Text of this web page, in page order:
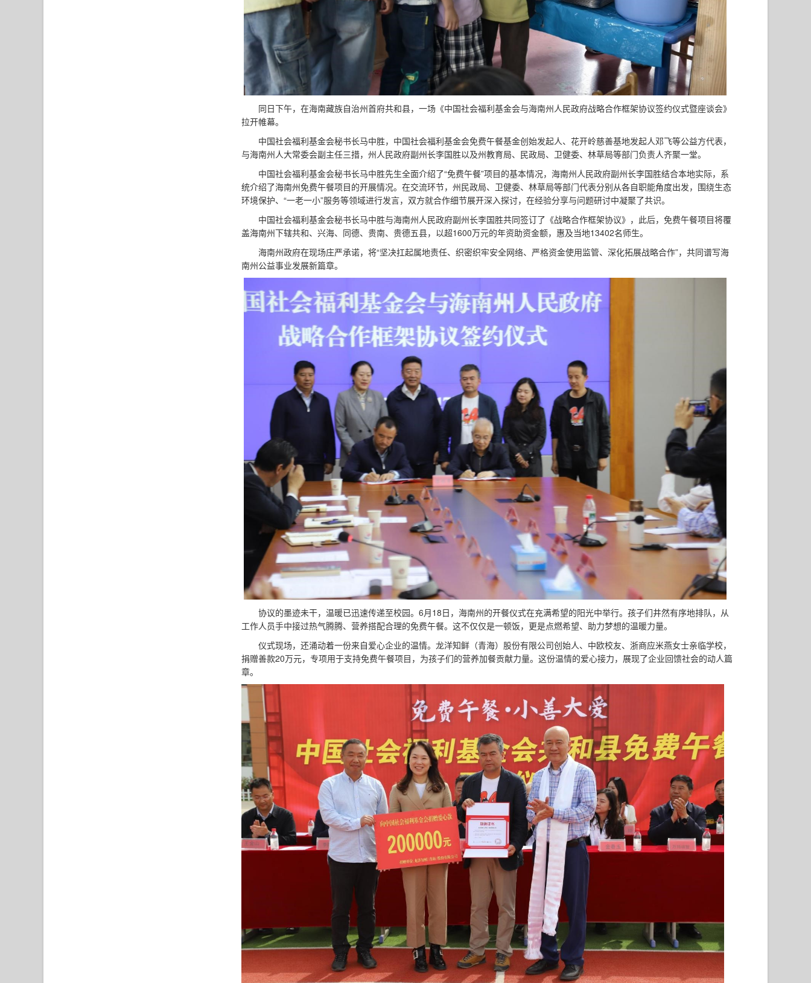
同日下午，在海南藏族自治州首府共和县，一场《中国社会福利基金会与海南州人民政府战略合作框架协议签约仪式暨座谈会》
拉开帷幕。
中国社会福利基金会秘书长马中胜，中国社会福利基金会免费午餐基金创始发起人、花开岭慈善基地发起人邓飞等公益方代表，
与海南州人大常委会副主任三措，州人民政府副州长李国胜以及州教育局、民政局、卫健委、林草局等部门负责人齐聚一堂。
中国社会福利基金会秘书长马中胜先生全面介绍了“免费午餐”项目的基本情况，海南州人民政府副州长李国胜结合本地实际，系
统介绍了海南州免费午餐项目的开展情况。在交流环节，州民政局、卫健委、林草局等部门代表分别从各自职能角度出发，围绕生态
环境保护、“一老一小”服务等领域进行发言，双方就合作细节展开深入探讨，在经验分享与问题研讨中凝聚了共识。
中国社会福利基金会秘书长马中胜与海南州人民政府副州长李国胜共同签订了《战略合作框架协议》，此后，免费午餐项目将覆
盖海南州下辖共和、兴海、同德、贵南、贵德五县，以超1600万元的年资助资金额，惠及当地13402名师生。
海南州政府在现场庄严承诺，将“坚决扛起属地责任、织密织牢安全网络、严格资金使用监管、深化拓展战略合作”，共同谱写海
南州公益事业发展新篇章。
协议的墨迹未干，温暖已迅速传递至校园。6月18日，海南州的开餐仪式在充满希望的阳光中举行。孩子们井然有序地排队，从
工作人员手中接过热气腾腾、营养搭配合理的免费午餐。这不仅仅是一顿饭，更是点燃希望、助力梦想的温暖力量。
仪式现场，还涌动着一份来自爱心企业的温情。龙洋知鲜（青海）股份有限公司创始人、中欧校友、浙商应米燕女士亲临学校，
捐赠善款20万元，专项用于支持免费午餐项目，为孩子们的营养加餐贡献力量。这份温情的爱心接力，展现了企业回馈社会的动人篇
章。